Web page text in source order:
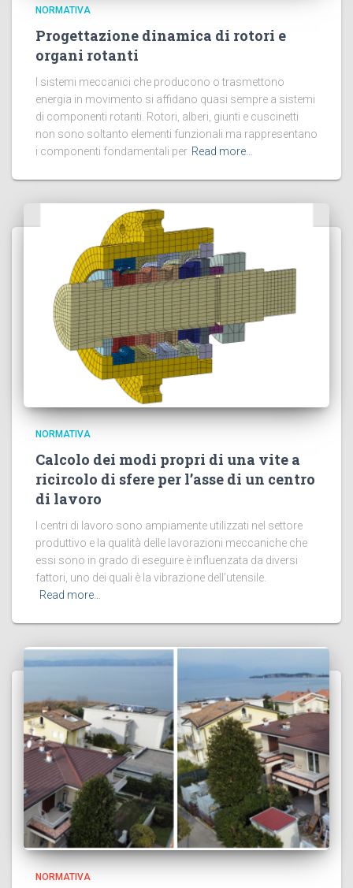
NORMATIVA
Progettazione dinamica di rotori e
organi rotanti
I sistemi meccanici che producono o trasmettono
energia in movimento si affidano quasi sempre a sistemi
di componenti rotanti. Rotori, alberi, giunti e cuscinetti
non sono soltanto elementi funzionali ma rappresentano
i componenti fondamentali per Read more…
NORMATIVA
Calcolo dei modi propri di una vite a
ricircolo di sfere per l’asse di un centro
di lavoro
I centri di lavoro sono ampiamente utilizzati nel settore
produttivo e la qualità delle lavorazioni meccaniche che
essi sono in grado di eseguire è influenzata da diversi
fattori, uno dei quali è la vibrazione dell’utensile.
Read more…
NORMATIVA